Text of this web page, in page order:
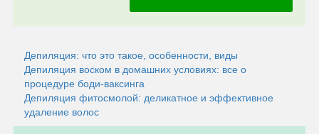
Депиляция: что это такое, особенности, виды
Депиляция воском в домашних условиях: все о
процедуре боди-ваксинга
Депиляция фитосмолой: деликатное и эффективное
удаление волос